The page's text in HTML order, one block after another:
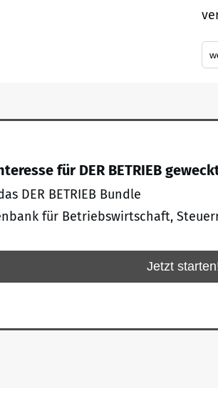
für DER BETRIEB
DER BETRIEB Bundle
für Betriebswirtschaft,
Jetzt